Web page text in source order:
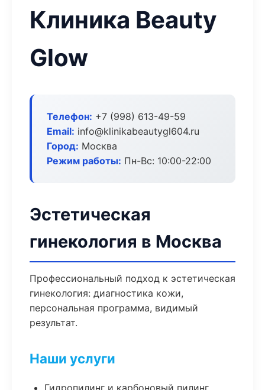
Клиника Beauty
Glow
Телефон: +7 (998) 613-49-59
Email: info@klinikabeautygl604.ru
Город: Москва
Режим работы: Пн-Вс: 10:00-22:00
Эстетическая
гинекология в Москва
Профессиональный подход к эстетическая
гинекология: диагностика кожи,
персональная программа, видимый
результат.
Наши услуги
Гидропилинг и карбоновый пилинг